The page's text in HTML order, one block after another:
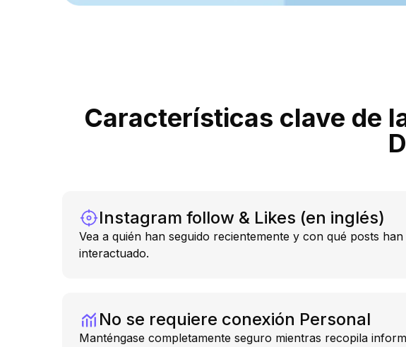
Características clave de
Instagram follow & Likes (en inglés)
Vea a quién han seguido recientemente y con qué posts han
interactuado.
No se requiere conexión Personal
Manténgase completamente seguro mientras recopila